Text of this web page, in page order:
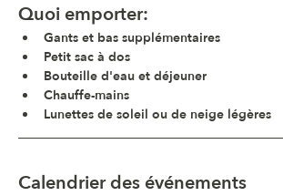
Quoi emporter:
Gants et bas supplémentaires
Petit sac à dos
Bouteille d'eau et déjeuner
Chauffe-mains
Lunettes de soleil ou de neige légères
Calendrier des événements